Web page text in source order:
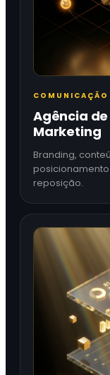
COMUNICAÇÃO
Agência
Marketing
Branding,
reposição.